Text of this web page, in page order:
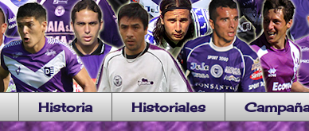
Historia Historiales